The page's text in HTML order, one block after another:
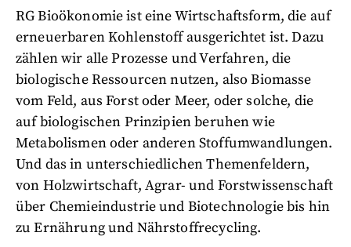
RGBioökonomie ist eine Wirtschaftsform, die auf
erneuerbaren Kohlenstoff ausgerichtet ist. Dazu
zählen wir alle Prozesse und Verfahren, die
biologische Ressourcen nutzen, also Biomasse
vom Feld, aus Forst oder Meer, oder solche, die
auf biologischen Prinzipien beruhen wie
Metabolismen oder anderen Stoffumwandlungen.
Und das in unterschiedlichen Themenfeldern,
von Holzwirtschaft, Agrar- und Forstwissenschaft
über Chemieindustrie und Biotechnologie bis hin
zu Ernährung und Nährstoffrecycling.